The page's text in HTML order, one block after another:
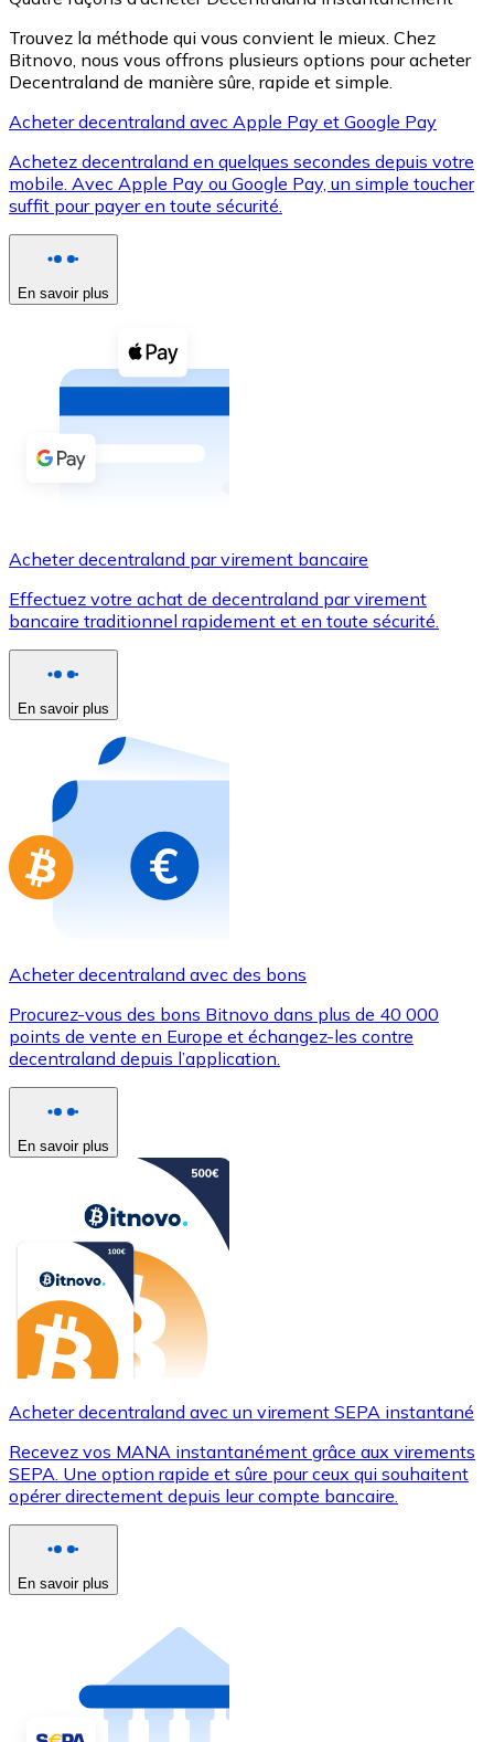
XRP
XRP
Voir toutes
Coupons crypto
Achetez des cryptomonnaies en espèces et d'autres
Acheter avec espèces
Virement SEPA
Utilisez les cartes Visa et Mastercard pour acheter
Acheter avec carte
Nouveau
Achetez des cartes-cadeaux de vos marques
Aller à la boutique de cartes-cadeaux
Trouvez la méthode qui vous convient le mieux. Chez
Bitnovo, nous vous offrons plusieurs options pour acheter
Decentraland de manière sûre, rapide et simple.
Acheter decentraland avec Apple Pay et Google Pay
Achetez decentraland en quelques secondes depuis votre
mobile. Avec Apple Pay ou Google Pay, un simple toucher
suffit pour payer en toute sécurité.
En savoir plus
Acheter decentraland par virement bancaire
Effectuez votre achat de decentraland par virement
bancaire traditionnel rapidement et en toute sécurité.
En savoir plus
Acheter decentraland avec des bons
Procurez-vous des bons Bitnovo dans plus de 40 000
points de vente en Europe et échangez-les contre
decentraland depuis l’application.
En savoir plus
Acheter decentraland avec un virement SEPA instantané
Recevez vos MANA instantanément grâce aux virements
SEPA. Une option rapide et sûre pour ceux qui souhaitent
opérer directement depuis leur compte bancaire.
En savoir plus